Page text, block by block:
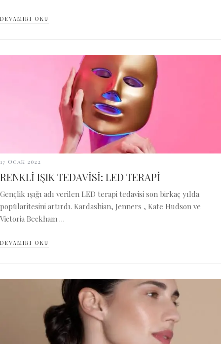
DEVAMINI OKU
17 Ocak 2022
RENKLİ IŞIK TEDAVİSİ: LED TERAPİ
Gençlik ışığı adı verilen LED terapi tedavisi son birkaç yılda
popülaritesini artırdı. Kardashian, Jenners , Kate Hudson ve
Victoria Beckham …
DEVAMINI OKU